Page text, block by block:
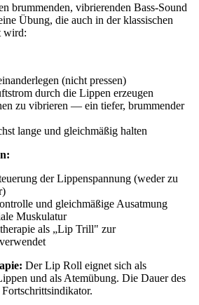
brummenden, vibrierenden Bass-Sound
Übung, die auch in der klassischen
wird:
(nicht pressen)
durch die Lippen erzeugen
zu vibrieren — ein tiefer, brummender
lange und gleichmäßig halten
der Lippenspannung (weder zu
und gleichmäßige Ausatmung
Muskulatur
als „Lip Trill" zur
Der Lip Roll eignet sich als
und als Atemübung. Die Dauer des
Fortschrittsindikator.